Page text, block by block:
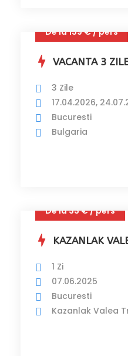
De la 159 € / pers
VACANTA 3
3 Zile
17.04.2026,
Bucuresti
Bulgaria
De la 33 € / pers
KAZANLAK
1 Zi
07.06.2025
Bucuresti
Kazanlak Valea